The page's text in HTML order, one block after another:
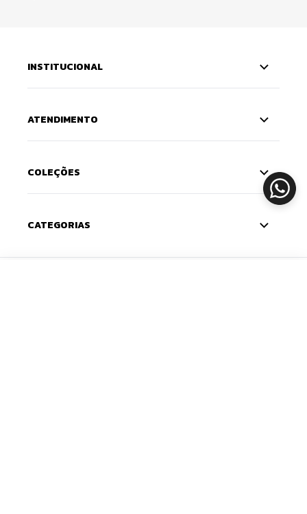
INSTITUCIONAL
ATENDIMENTO
COLEÇÕES
CATEGORIAS